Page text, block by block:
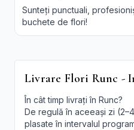
Sunteți punctuali,
buchete de flori!
Livrare Flori Runc -
În cât timp livrați în Runc?
De regulă în aceeași zi
plasate în intervalul